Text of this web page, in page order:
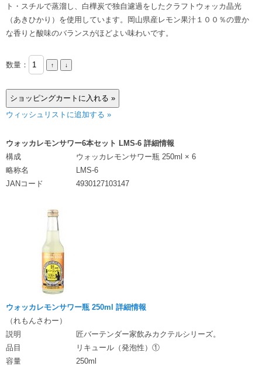
ト・スチルで蒸溜し、白樺炭で独自濾過をしたクラフトウォッカ晶光
（あきひかり）を使用しています。岡山県産レモン果汁１００％の豊か
な香りと酸味のバランスがほどよい味わいです。
数量：
ウィッシュリストに追加する »
ウォッカレモンサワー6本セット LMS-6 詳細情報
構成
ウォッカレモンサワー瓶 250ml × 6
略称名
LMS-6
JANコード
4930127103147
ウォッカレモンサワー瓶 250ml 詳細情報
（れもんさわー）
説明
匠バーテンダー家飲みカクテルシリーズ。
品目
リキュール（発泡性）①
容量
250ml